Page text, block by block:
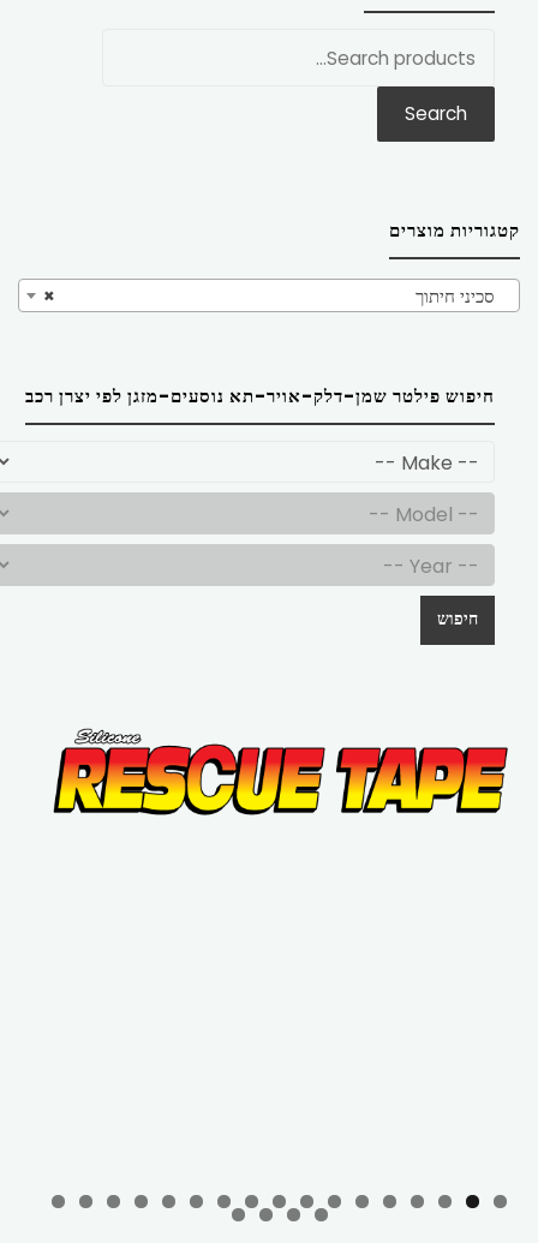
Search
קטגוריות מוצרים
× סכיני חיתוך
חיפוש פילטר שמן-דלק-אויר-תא נוסעים-מזגן לפי יצרן רכב
חיפוש